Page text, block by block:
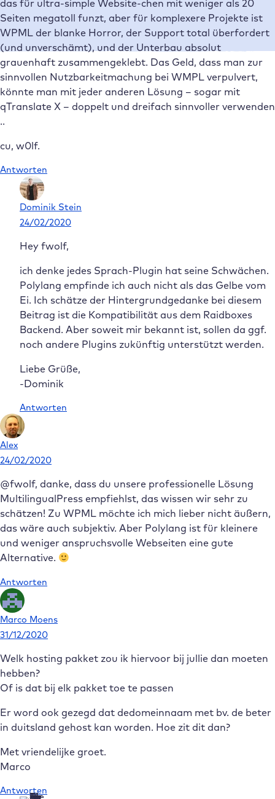
das für ultra-simple Website-chen mit weniger als 20
Seiten megatoll funzt, aber für komplexere Projekte ist
WPML der blanke Horror, der Support total überfordert
(und unverschämt), und der Unterbau absolut
grauenhaft zusammengeklebt. Das Geld, dass man zur
sinnvollen Nutzbarkeitmachung bei WMPL verpulvert,
könnte man mit jeder anderen Lösung – sogar mit
qTranslate X – doppelt und dreifach sinnvoller verwenden
..
cu, w0lf.
Antworten
Dominik Stein
24/02/2020
Hey fwolf,
ich denke jedes Sprach-Plugin hat seine Schwächen.
Polylang empfinde ich auch nicht als das Gelbe vom
Ei. Ich schätze der Hintergrundgedanke bei diesem
Beitrag ist die Kompatibilität aus dem Raidboxes
Backend. Aber soweit mir bekannt ist, sollen da ggf.
noch andere Plugins zukünftig unterstützt werden.
Liebe Grüße,
-Dominik
Antworten
Alex
24/02/2020
@fwolf, danke, dass du unsere professionelle Lösung
MultilingualPress empfiehlst, das wissen wir sehr zu
schätzen! Zu WPML möchte ich mich lieber nicht äußern,
das wäre auch subjektiv. Aber Polylang ist für kleinere
und weniger anspruchsvolle Webseiten eine gute
Alternative.
Antworten
Marco Moens
31/12/2020
Welk hosting pakket zou ik hiervoor bij jullie dan moeten
hebben?
Of is dat bij elk pakket toe te passen
Er word ook gezegd dat dedomeinnaam met bv. de beter
in duitsland gehost kan worden. Hoe zit dit dan?
Met vriendelijke groet.
Marco
Antworten